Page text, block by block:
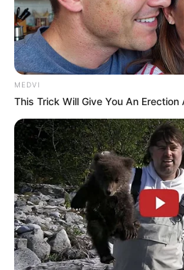
મોદીએ રાતે 12
કહ્યું, પેપર લીક પર
2 weeks ago
Categories
Gujarat
India
News
Astrology
International
health
Ajab Gajab
MEDVI
This Trick Will Give You An